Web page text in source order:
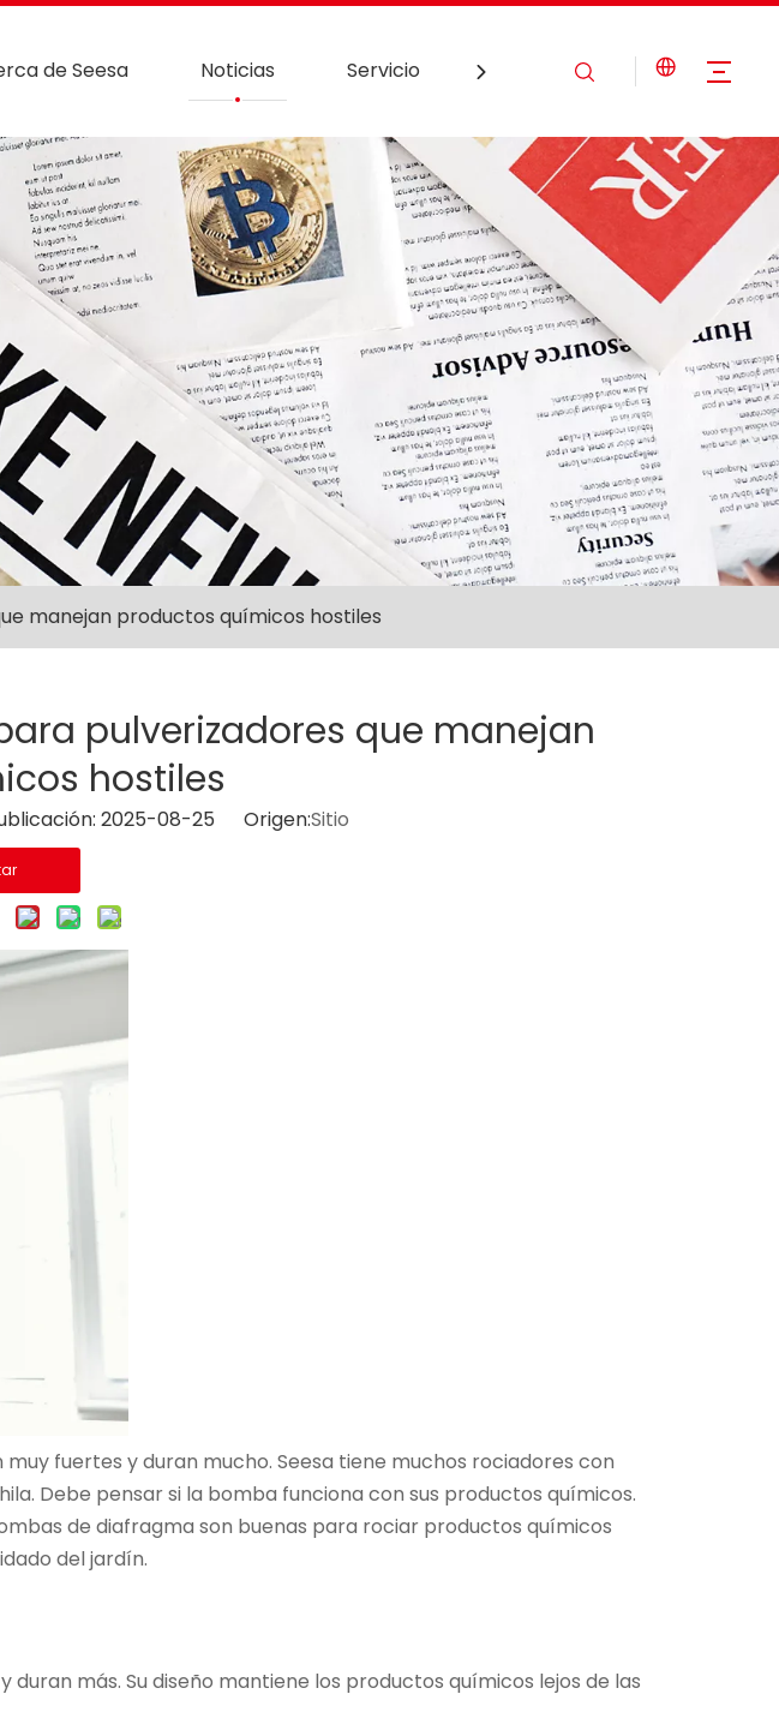
de Seesa Noticias Servicio Contáctenos
manejan productos químicos hostiles
pulverizadores que manejan
hostiles
2025-08-25 Origen:Sitio
fuertes y duran mucho. Seesa tiene muchos rociadores con
Debe pensar si la bomba funciona con sus productos químicos.
de diafragma son buenas para rociar productos químicos
del jardín.
más. Su diseño mantiene los productos químicos lejos de las